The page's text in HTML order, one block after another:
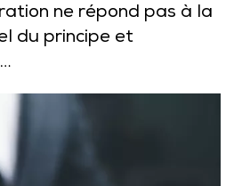
ne répond pas à la
du principe et